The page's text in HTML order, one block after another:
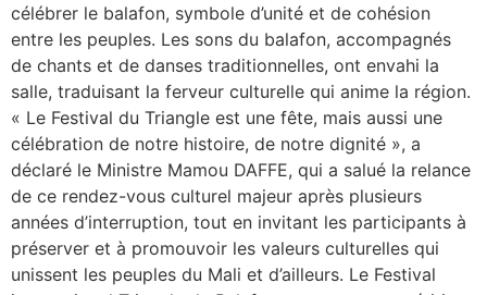
célébrer le balafon, symbole d’unité et de cohésion
entre les peuples. Les sons du balafon, accompagnés
de chants et de danses traditionnelles, ont envahi la
salle, traduisant la ferveur culturelle qui anime la région.
« Le Festival du Triangle est une fête, mais aussi une
célébration de notre histoire, de notre dignité », a
déclaré le Ministre Mamou DAFFE, qui a salué la relance
de ce rendez-vous culturel majeur après plusieurs
années d’interruption, tout en invitant les participants à
préserver et à promouvoir les valeurs culturelles qui
unissent les peuples du Mali et d’ailleurs. Le Festival